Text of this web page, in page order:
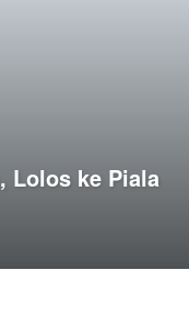
Lolos ke Piala